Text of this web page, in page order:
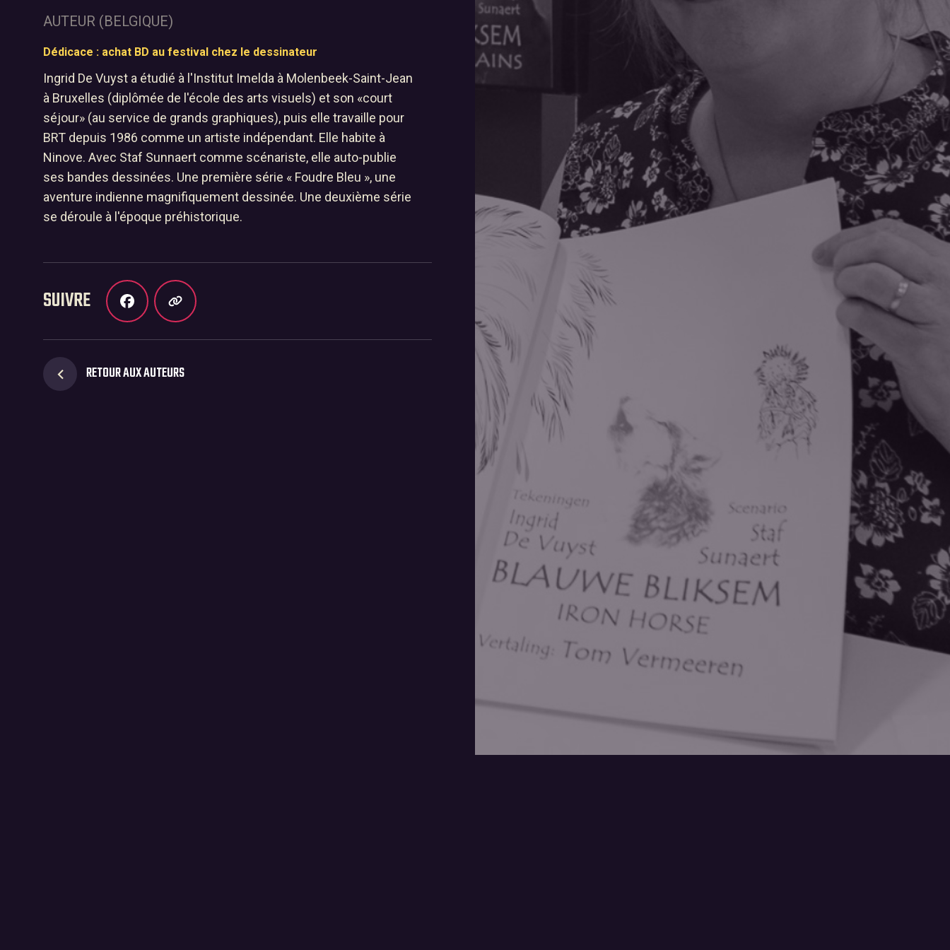
01 Accueil
02 Le festival BD Fly
Archives
04 Nous contacter
Suivez-vous sur les réseaux 🌟
AUTEUR (BELGIQUE)
Dédicace : achat BD au festival chez le dessinateur
Ingrid De Vuyst a étudié à l'Institut Imelda à Molenbeek-Saint-Jean
à Bruxelles (diplômée de l'école des arts visuels) et son «court
séjour» (au service de grands graphiques), puis elle travaille pour
BRT depuis 1986 comme un artiste indépendant. Elle habite à
Ninove. Avec Staf Sunnaert comme scénariste, elle auto-publie
ses bandes dessinées. Une première série « Foudre Bleu », une
aventure indienne magnifiquement dessinée. Une deuxième série
se déroule à l'époque préhistorique.
SUIVRE
RETOUR AUX AUTEURS